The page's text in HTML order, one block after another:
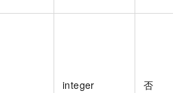
integer 否